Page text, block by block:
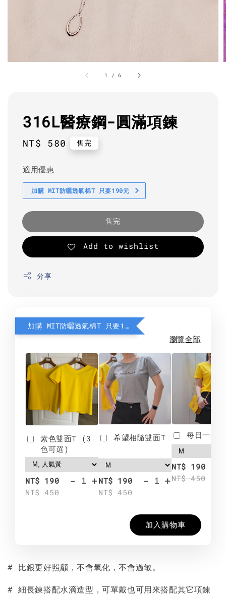
1 /6
316L醫療鋼-圓滿項鍊
Regular
NT$ 580 售完
適用優惠
加購 MIT防曬透氣棉T 只要190元
售完
Add to wishlist
分享
加購 MIT防曬透氣棉T 只要190元
瀏覽全部
素色雙面T (3
色可選)
NT$ 190
NT$ 450
- +
希望相隨雙面T
NT$ 190
NT$ 450
- +
每日一笑
NT$ 190
NT$ 450
加入購物車
# 比銀更好照顧，不會氧化，不會過敏。
# 細長鍊搭配水滴造型，可單戴也可用來搭配其它項鍊